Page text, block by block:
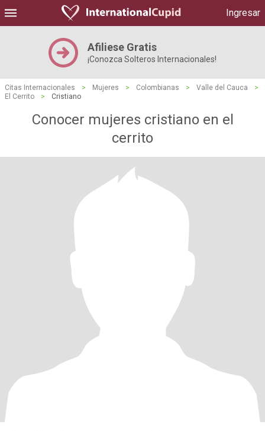
Ingresar
Afiliese Gratis
¡Conozca Solteros Internacionales!
Citas Internacionales > Mujeres > Colombianas > Valle del Cauca
>
El Cerrito
> Cristiano
Conocer mujeres cristiano en el
cerrito